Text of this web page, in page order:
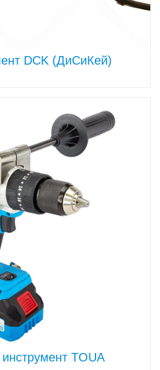
DCK (ДиСиКей)
TOUA